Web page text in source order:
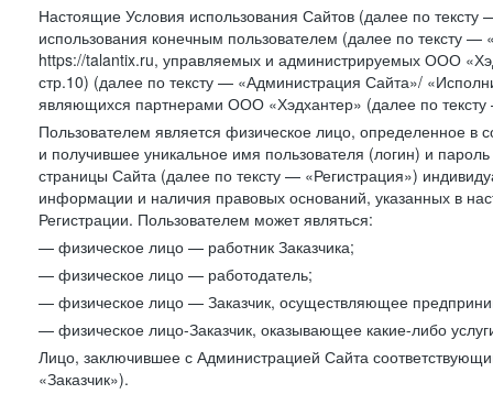
Настоящие Условия использования Сайтов (далее по
использования конечным пользователем (далее по тексту
https://talantix.ru, управляемых и администрируемых ООО
стр.10) (далее по тексту — «Администрация Сайта»/
являющихся партнерами ООО «Хэдхантер» (далее по
Пользователем является физическое лицо, определенное в
и получившее уникальное имя пользователя (логин) и
страницы Сайта (далее по тексту — «Регистрация»)
информации и наличия правовых оснований, указанных в
Регистрации. Пользователем может являться:
— физическое лицо — работник Заказчика;
— физическое лицо — работодатель;
— физическое лицо — Заказчик, осуществляющее
— физическое лицо-Заказчик, оказывающее какие-либо
Лицо, заключившее с Администрацией Сайта
«Заказчик»).